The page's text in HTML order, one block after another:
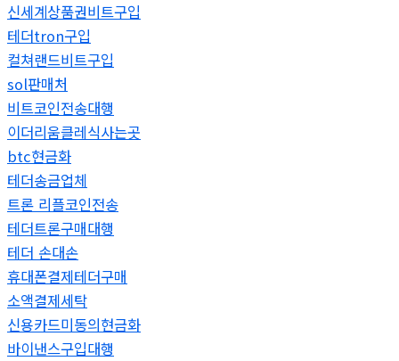
신세계상품권비트구입
테더tron구입
컬쳐랜드비트구입
sol판매처
비트코인전송대행
이더리움클레식사는곳
btc현금화
테더송금업체
트론 리플코인전송
테더트론구매대행
테더 손대손
휴대폰결제테더구매
소액결제세탁
신용카드미동의현금화
바이낸스구입대행